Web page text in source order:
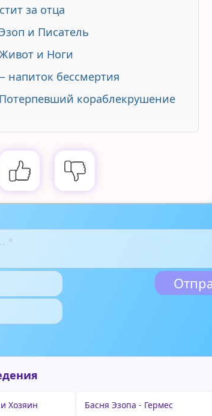
за отца
и Писатель
и Ноги
бессмертия
кораблекрушение
Хозяин Басня Эзопа - Гермес